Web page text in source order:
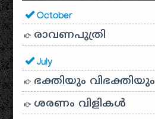
October
രാവണപുത്രി
July
ഭക്തിയും വിഭക്തിയും
ശരണം വിളികൾ